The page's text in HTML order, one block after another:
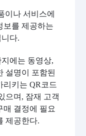
이나 서비스에
보를 제공하는
다.
에는 동영상,
설명이 포함된
리키는 QR코드
으며, 잠재 고객
매 결정에 필요
제공한다.